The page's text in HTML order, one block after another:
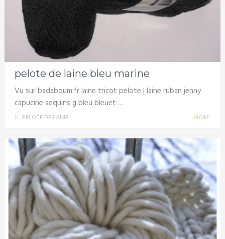
pelote de laine bleu marine
Vu sur badaboum.fr laine tricot pelote | laine ruban jenny
capucine sequins g bleu bleuet …
PELOTE DE LAINE MORE